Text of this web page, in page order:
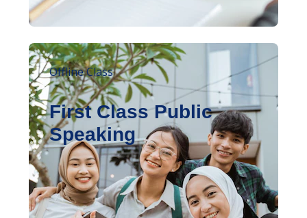
Offline Class
First Class Public
Speaking